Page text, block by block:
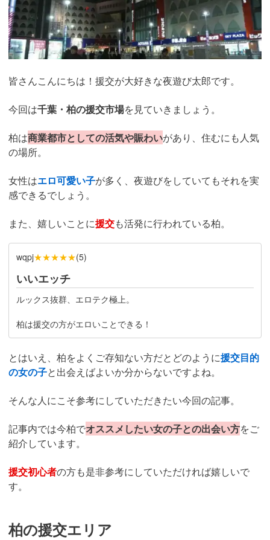
皆さんこんにちは！援交が大好きな夜遊び太郎です。
今回は千葉・柏の援交市場を見ていきましょう。
柏は商業都市としての活気や賑わいがあり、住むにも人気
の場所。
女性はエロ可愛い子が多く、夜遊びをしていてもそれを実
感できるでしょう。
また、嬉しいことに援交も活発に行われている柏。
wqpj★★★★★(5)
いいエッチ
ルックス抜群、エロテク極上。
柏は援交の方がエロいことできる！
とはいえ、柏をよくご存知ない方だとどのように援交目的
の女の子と出会えばよいか分からないですよね。
そんな人にこそ参考にしていただきたい今回の記事。
記事内では今柏でオススメしたい女の子との出会い方をご
紹介しています。
援交初心者の方も是非参考にしていただければ嬉しいで
す。
柏の援交エリア